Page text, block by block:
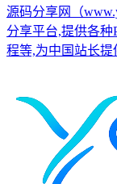
源码分享网（
分享平台,提供各
程等,为中国站长提